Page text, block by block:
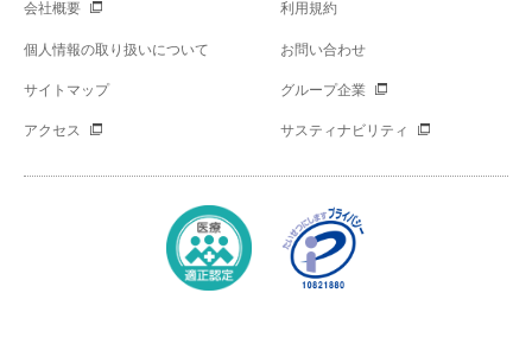
会社概要 利用規約
個人情報の取り扱いについて お問い合わせ
サイトマップ グループ企業
アクセス サスティナビリティ